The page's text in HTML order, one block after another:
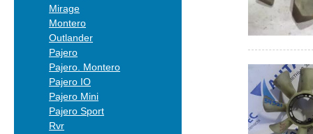
Mirage
Montero
Outlander
Pajero
Pajero. Montero
Pajero IO
Pajero Mini
Pajero Sport
Rvr